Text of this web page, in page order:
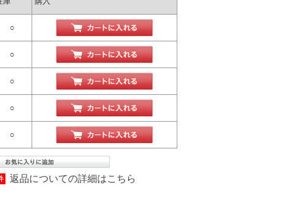
○
○
○
○
○
返品についての詳細はこちら